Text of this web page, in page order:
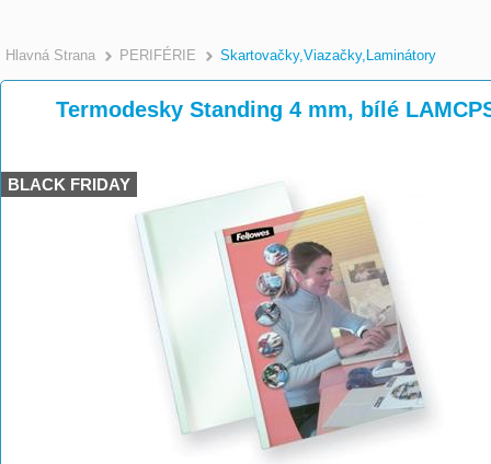
Hlavná Strana >
PERIFÉRIE >
Skartovačky,Viazačky,Laminátory
Termodesky Standing 4 mm, bílé
BLACK FRIDAY